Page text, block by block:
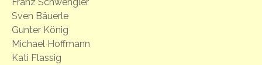
Franz Schwengler
Sven Bäuerle
Gunter König
Michael Hoffmann
Kati Flassig